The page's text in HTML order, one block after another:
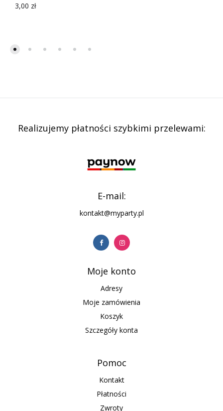
3,00 zł
Realizujemy płatności szybkimi przelewami:
E-mail:
kontakt@myparty.pl
Moje konto
Adresy
Moje zamówienia
Koszyk
Szczegóły konta
Pomoc
Kontakt
Płatności
Zwroty